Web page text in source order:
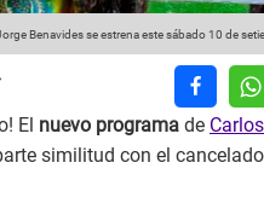
Benavides se estrena este sábado 10 de
El nuevo programa de
similitud con el